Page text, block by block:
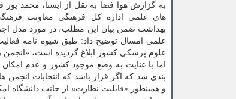
به گزارش هوا فضا به نقل از ایسنا، محمد پور
های علمی اداره کل فرهنگی معاونت
بهداشت ضمن بیان این مطلب، در مورد مدل
علمی امسال توضیح داد: طبق شیوه نامه
علوم پزشکی کشور ابلاغ گردیده است، «انجمن
اما با عنایت به وضع موجود کشور و عدم
بندی شد که اگر قرار باشد که انتخابات
و همینطور «قابلیت نظارت» از جانب دانشگاه